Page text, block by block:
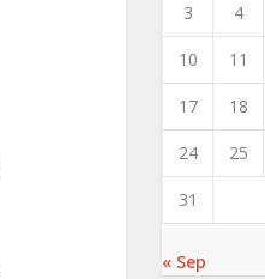
3 4
10 11
17 18
24 25
31
« Sep